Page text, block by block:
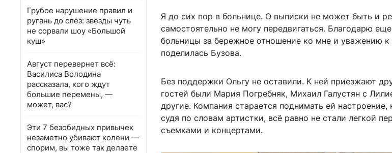
Грубое нарушение правил и
ругань до слёз: звезды чуть
не сорвали шоу «Большой
куш»
Август перевернет всё:
Василиса Володина
рассказала, кого ждут
большие перемены, —
может, вас?
Эти 7 безобидных привычек
незаметно убивают колени —
спорим, вы тоже так делаете
Я до сих пор в больнице. О выписки не может быть и
самостоятельно не могу передвигаться. Благодарю
больницы за бережное отношение ко мне и уважению
поделилась Бузова.
Без поддержки Ольгу не оставили. К ней приезжают
гостей были Мария Погребняк, Михаил Галустян с
другие. Компания старается поднимать ей настроение,
судя по словам артистки, всё равно не стали легкой
съемками и концертами.